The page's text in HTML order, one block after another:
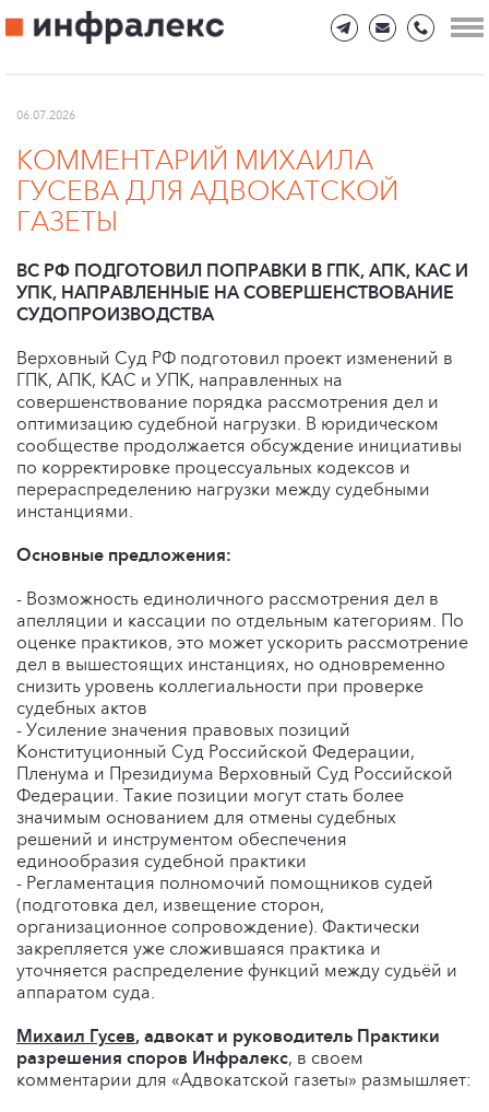
06.07.2026
КОММЕНТАРИЙ МИХАИЛА
ГУСЕВА ДЛЯ АДВОКАТСКОЙ
ГАЗЕТЫ
ВС РФ ПОДГОТОВИЛ ПОПРАВКИ В ГПК, АПК, КАС И
УПК, НАПРАВЛЕННЫЕ НА СОВЕРШЕНСТВОВАНИЕ
СУДОПРОИЗВОДСТВА
Верховный Суд РФ подготовил проект изменений в
ГПК, АПК, КАС и УПК, направленных на
совершенствование порядка рассмотрения дел и
оптимизацию судебной нагрузки. В юридическом
сообществе продолжается обсуждение инициативы
по корректировке процессуальных кодексов и
перераспределению нагрузки между судебными
инстанциями.
Основные предложения:
- Возможность единоличного рассмотрения дел в
апелляции и кассации по отдельным категориям. По
оценке практиков, это может ускорить рассмотрение
дел в вышестоящих инстанциях, но одновременно
снизить уровень коллегиальности при проверке
судебных актов
- Усиление значения правовых позиций
Конституционный Суд Российской Федерации,
Пленума и Президиума Верховный Суд Российской
Федерации. Такие позиции могут стать более
значимым основанием для отмены судебных
решений и инструментом обеспечения
единообразия судебной практики
- Регламентация полномочий помощников судей
(подготовка дел, извещение сторон,
организационное сопровождение). Фактически
закрепляется уже сложившаяся практика и
уточняется распределение функций между судьёй и
аппаратом суда.
Михаил Гусев, адвокат и руководитель Практики
разрешения споров Инфралекс, в своем
комментарии для «Адвокатской газеты» размышляет: